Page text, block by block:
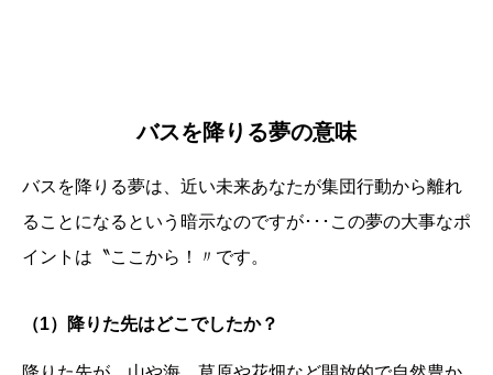
バスを降りる夢の意味
バスを降りる夢は、近い未来あなたが集団行動から離れ
ることになるという暗示なのですが･･･この夢の大事なポ
イントは〝ここから！〃です。
（1）降りた先はどこでしたか？